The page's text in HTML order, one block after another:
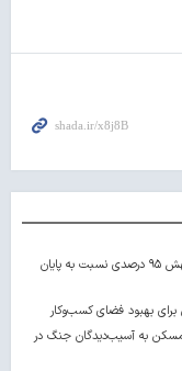
درآمدهای عملیاتی بانک ملت از ۱۶۰ همت عبور کرد/ جهش ۹۵ درصدی نسبت به پایان
برای بهبود فضای کسب‌وکار
ریال وام ودیعه مسکن به آسیب‌دیدگان جنگ در